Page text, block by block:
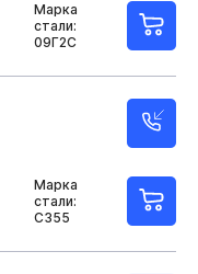
Марка
стали:
09Г2С
Марка
стали:
С355